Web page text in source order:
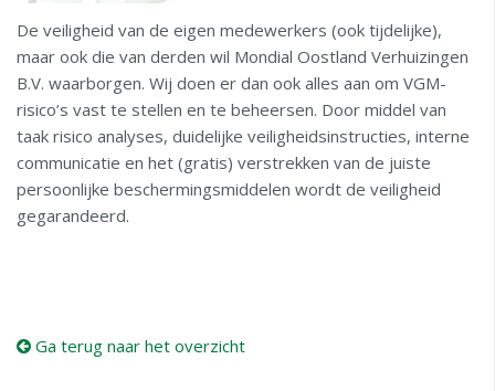
De veiligheid van de eigen medewerkers (ook tijdelijke),
maar ook die van derden wil Mondial Oostland Verhuizingen
B.V. waarborgen. Wij doen er dan ook alles aan om VGM-
risico’s vast te stellen en te beheersen. Door middel van
taak risico analyses, duidelijke veiligheidsinstructies, interne
communicatie en het (gratis) verstrekken van de juiste
persoonlijke beschermingsmiddelen wordt de veiligheid
gegarandeerd.
Ga terug naar het overzicht